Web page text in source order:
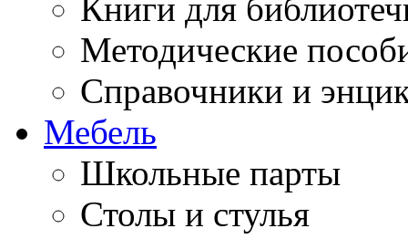
Книги для
Методические
Справочники и
Мебель
Школьные парты
Столы и стулья